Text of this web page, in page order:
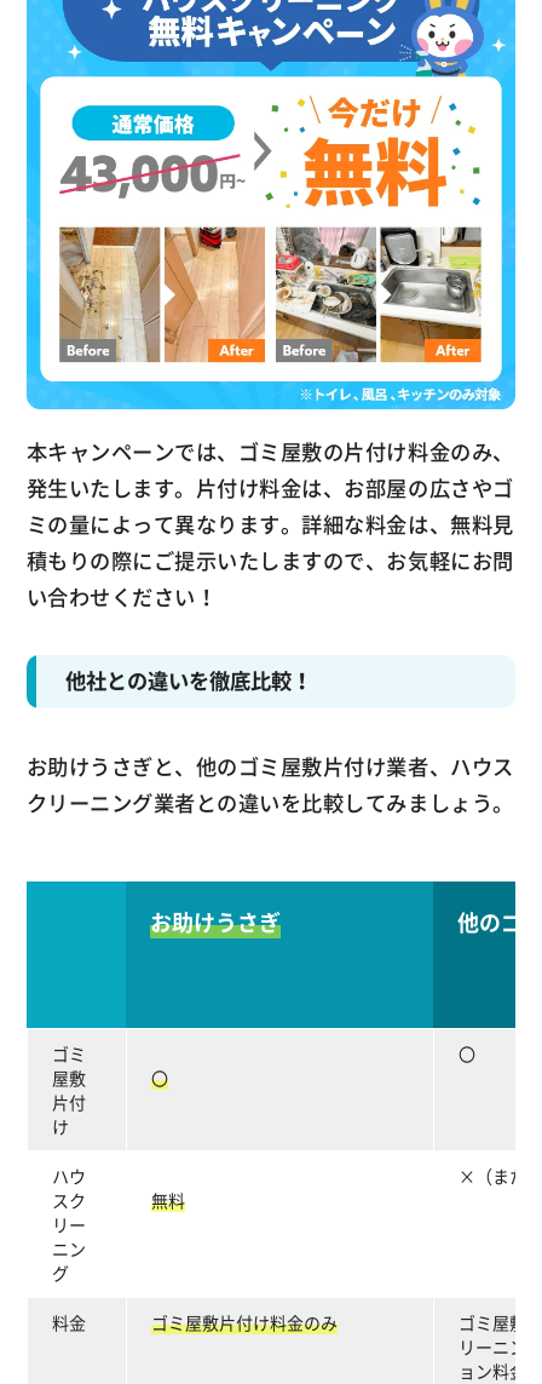
本キャンペーンでは、ゴミ屋敷の片付け料金のみ、
発生いたします。片付け料金は、お部屋の広さやゴ
ミの量によって異なります。詳細な料金は、無料見
積もりの際にご提示いたしますので、お気軽にお問
い合わせください！
他社との違いを徹底比較！
お助けうさぎと、他のゴミ屋敷片付け業者、ハウス
クリーニング業者との違いを比較してみましょう。
お助けうさぎ 他のゴ
ゴミ
屋敷
片付
け
〇
〇
ハウ
スク
リー
ニン
グ
無料
×（また
料金 ゴミ屋敷片付け料金のみ
ゴミ屋敷
リーニン
ョン料金）